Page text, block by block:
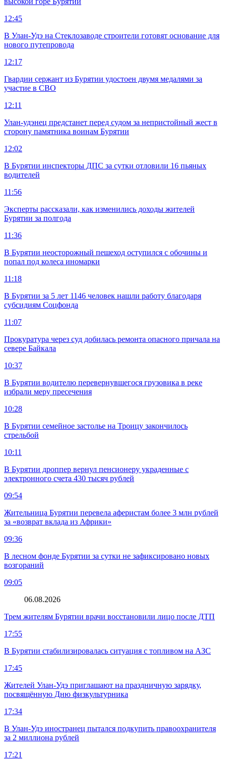
12:45
В Улан-Удэ на Стеклозаводе строители готовят основание для
нового путепровода
12:17
Гвардии сержант из Бурятии удостоен двумя медалями за
участие в СВО
12:11
Улан-удэнец предстанет перед судом за непристойный жест в
сторону памятника воинам Бурятии
12:02
В Бурятии инспекторы ДПС за сутки отловили 16 пьяных
водителей
11:56
Эксперты рассказали, как изменились доходы жителей
Бурятии за полгода
11:36
В Бурятии неосторожный пешеход оступился с обочины и
попал под колеса иномарки
11:18
В Бурятии за 5 лет 1146 человек нашли работу благодаря
субсидиям Соцфонда
11:07
Прокуратура через суд добилась ремонта опасного причала на
севере Байкала
10:37
В Бурятии водителю перевернувшегося грузовика в реке
избрали меру пресечения
10:28
В Бурятии семейное застолье на Троицу закончилось
стрельбой
10:11
В Бурятии дроппер вернул пенсионеру украденные с
электронного счета 430 тысяч рублей
09:54
Жительница Бурятии перевела аферистам более 3 млн рублей
за «возврат вклада из Африки»
09:36
В лесном фонде Бурятии за сутки не зафиксировано новых
возгораний
09:05
06.08.2026
Трем жителям Бурятии врачи восстановили лицо после ДТП
17:55
В Бурятии стабилизировалась ситуация с топливом на АЗС
17:45
Жителей Улан-Удэ приглашают на праздничную зарядку,
посвящённую Дню физкультурника
17:34
В Улан-Удэ иностранец пытался подкупить правоохранителя
за 2 миллиона рублей
17:21